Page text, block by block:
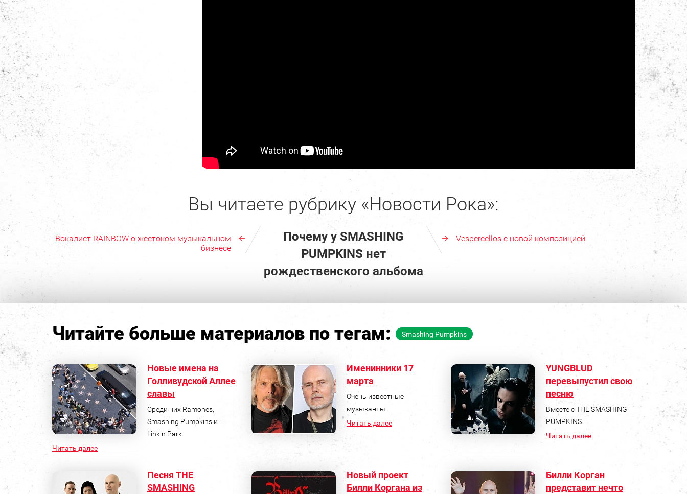
Вы читаете рубрику «Новости Рока»:
Вокалист RAINBOW о жестоком музыкальном
бизнесе
Почему у SMASHING
PUMPKINS нет
рождественского альбома
Vespercellos с новой композицией
Читайте больше материалов по тегам: Smashing Pumpkins
Новые имена на
Голливудской Аллее
славы
Среди них Ramones,
Smashing Pumpkins и
Linkin Park.
Читать далее
Именинники 17
марта
Очень известные
музыканты.
Читать далее
YUNGBLUD
перевыпустил свою
песню
Вместе с THE SMASHING
PUMPKINS.
Читать далее
Песня THE
SMASHING
Новый проект
Билли Коргана из
Билли Корган
представит нечто